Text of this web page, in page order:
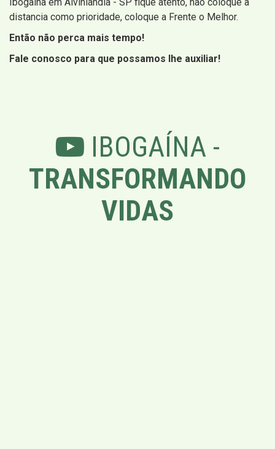
Ibogaína em Alvinlândia - SP fique atento, não coloque a
distancia como prioridade, coloque a Frente o Melhor.
Então não perca mais tempo!
Fale conosco para que possamos lhe auxiliar!
IBOGAÍNA -
TRANSFORMANDO
VIDAS